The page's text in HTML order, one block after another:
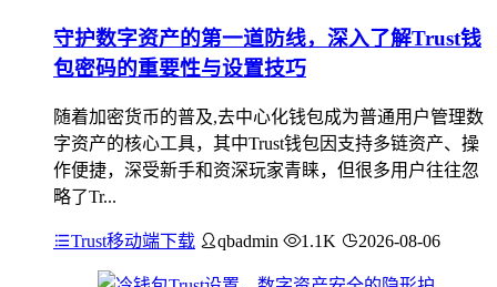
守护数字资产的第一道防线，深入了解Trust钱
包密码的重要性与设置技巧
随着加密货币的普及,去中心化钱包成为普通用户管理数
字资产的核心工具，其中Trust钱包因支持多链资产、操
作便捷，深受新手和资深玩家青睐，但很多用户往往忽
略了Tr...
Trust移动端下载 qbadmin 1.1K 2026-08-06